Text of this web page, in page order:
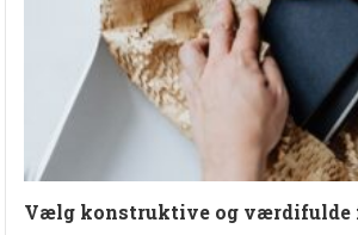
Vælg konstruktive og værdifulde